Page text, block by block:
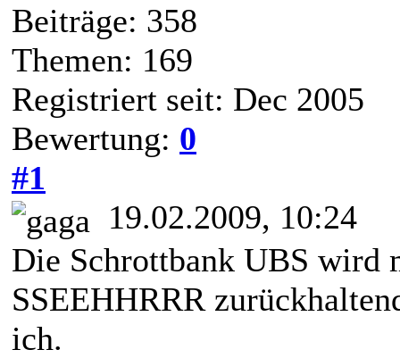
Beiträge: 358
Themen: 169
Registriert seit: Dec 2005
Bewertung: 0
#1
19.02.2009, 10:24
Die Schrottbank UBS wird
SSEEHHRRR
ich.